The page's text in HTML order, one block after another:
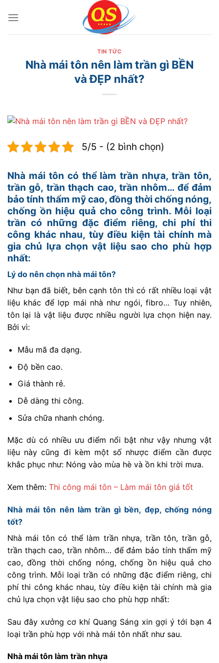
qua
TIN TỨC
Nhà mái tôn nên làm trần gì BỀN
và ĐẸP nhất?
5/5 - (2 bình chọn)
Nhà mái tôn có thể làm trần nhựa, trần tôn,
trần gỗ, trần thạch cao, trần nhôm… để đảm
bảo tính thẩm mỹ cao, đồng thời chống nóng,
chống ồn hiệu quả cho công trình. Mỗi loại
trần có những đặc điểm riêng, chi phí thi
công khác nhau, tùy điều kiện tài chính mà
gia chủ lựa chọn vật liệu sao cho phù hợp
nhất:
Lý do nên chọn nhà mái tôn?
Như bạn đã biết, bên cạnh tôn thì có rất nhiều loại vật
liệu khác để lợp mái nhà như ngói, fibro… Tuy nhiên,
tôn lại là vật liệu được nhiều người lựa chọn hiện nay.
Bởi vì:
Mẫu mã đa dạng.
Độ bền cao.
Giá thành rẻ.
Dễ dàng thi công.
Sửa chữa nhanh chóng.
Mặc dù có nhiều ưu điểm nổi bật như vậy nhưng vật
liệu này cũng đi kèm một số nhược điểm cần được
khắc phục như: Nóng vào mùa hè và ồn khi trời mưa.
Xem thêm: Thi công mái tôn – Làm mái tôn giá tốt
Nhà mái tôn nên làm trần gì bền, đẹp, chống nóng
tốt?
Nhà mái tôn có thể làm trần nhựa, trần tôn, trần gỗ,
trần thạch cao, trần nhôm… để đảm bảo tính thẩm mỹ
cao, đồng thời chống nóng, chống ồn hiệu quả cho
công trình. Mỗi loại trần có những đặc điểm riêng, chi
phí thi công khác nhau, tùy điều kiện tài chính mà gia
chủ lựa chọn vật liệu sao cho phù hợp nhất:
Sau đây xưởng cơ khí Quang Sáng xin gợi ý tới bạn 4
loại trần phù hợp với nhà mái tôn nhất như sau.
Nhà mái tôn làm trần nhựa